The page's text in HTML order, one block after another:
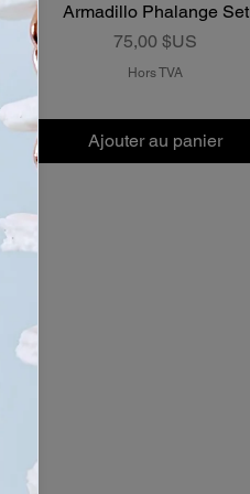
Armadillo Phalange Set
Prix
75,00 $US
Hors TVA
Ajouter au panier